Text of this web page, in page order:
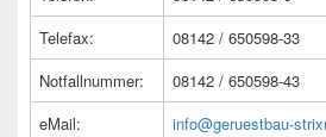
Telefax:
08142 / 650598-33
Notfallnummer:
08142 / 650598-43
eMail:
info@geruestbau-